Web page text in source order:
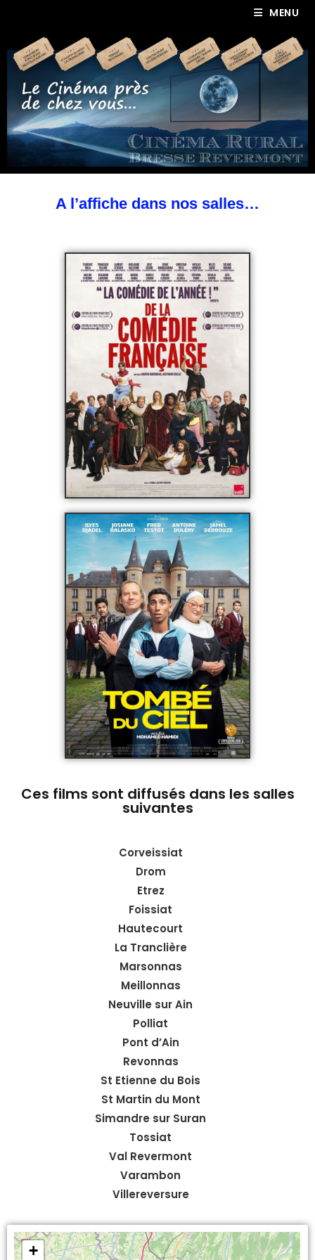
MENU
A l’affiche dans nos salles…
Ces films sont diffusés dans les salles
suivantes
Corveissiat
Drom
Etrez
Foissiat
Hautecourt
La Tranclière
Marsonnas
Meillonnas
Neuville sur Ain
Polliat
Pont d’Ain
Revonnas
St Etienne du Bois
St Martin du Mont
Simandre sur Suran
Tossiat
Val Revermont
Varambon
Villereversure
+